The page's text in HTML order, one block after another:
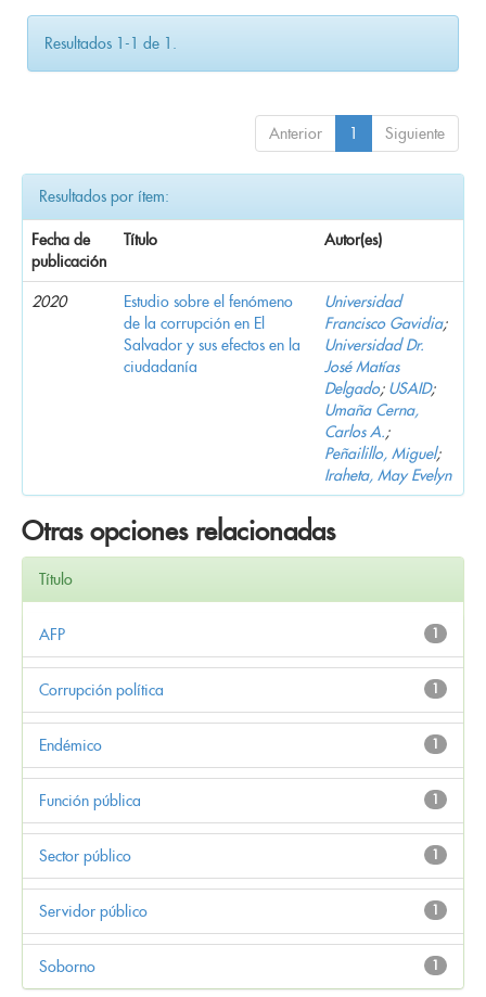
Resultados 1-1 de 1.
Anterior 1 Siguiente
Resultados por ítem:
Fecha de
publicación
Título Autor(es)
2020
Estudio sobre el fenómeno
de la corrupción en El
Salvador y sus efectos en la
ciudadanía
Universidad
Francisco Gavidia;
Universidad Dr.
José Matías
Delgado; USAID;
Umaña Cerna,
Carlos A.;
Peñailillo, Miguel;
Iraheta, May Evelyn
Otras opciones relacionadas
Título
1
AFP
1
Corrupción política
1
Endémico
1
Función pública
1
Sector público
1
Servidor público
1
Soborno